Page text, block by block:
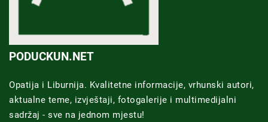
PODUCKUN.NET
Opatija i Liburnija. Kvalitetne informacije, vrhunski autori,
aktualne teme, izvještaji, fotogalerije i multimedijalni
sadržaj - sve na jednom mjestu!